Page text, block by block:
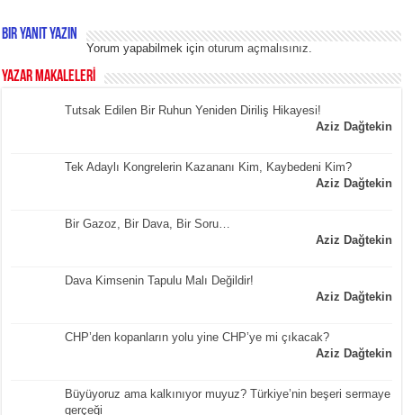
Bir yanıt yazın
Yorum yapabilmek içinoturum açmalısınız
YAZAR MAKALELERİ
Tutsak Edilen Bir Ruhun Yeniden Diriliş Hikayesi!
Aziz Dağtekin
Tek Adaylı Kongrelerin Kazananı Kim, Kaybedeni Kim?
Aziz Dağtekin
Bir Gazoz, Bir Dava, Bir Soru…
Aziz Dağtekin
Dava Kimsenin Tapulu Malı Değildir!
Aziz Dağtekin
CHP’den kopanların yolu yine CHP’ye mi çıkacak?
Aziz Dağtekin
Büyüyoruz ama kalkınıyor muyuz? Türkiye’nin beşeri sermaye
gerçeği